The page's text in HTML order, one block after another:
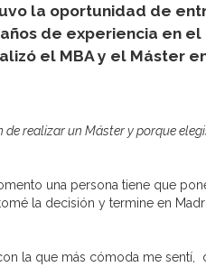
la oportunidad de
de experiencia en el
el MBA y el Máster
realizar un Máster y porque
una persona tiene que
la decisión y termine en
la que más cómoda me